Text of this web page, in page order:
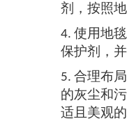
剂，按照
4. 使用地
保护剂，
5. 合理布
的灰尘和
适且美观的